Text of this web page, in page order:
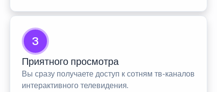
3
Приятного просмотра
Вы сразу получаете доступ к сотням тв-каналов
интерактивного телевидения.